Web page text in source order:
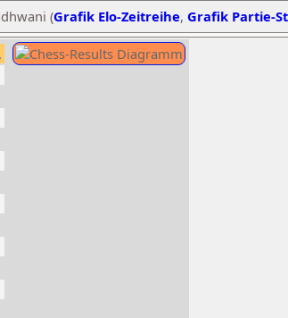
(Grafik Elo-Zeitreihe, Grafik Partie-